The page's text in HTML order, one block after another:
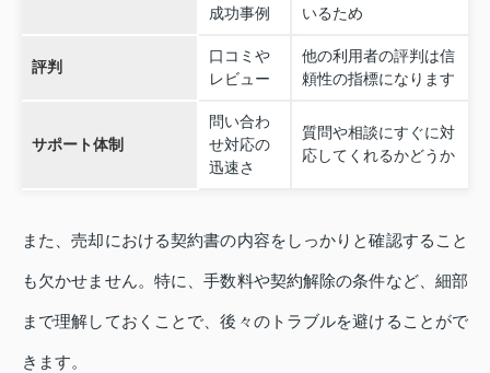
成功事例
いるため
評判
口コミや
レビュー
他の利用者の評判は信
頼性の指標になります
サポート体制
問い合わ
せ対応の
迅速さ
質問や相談にすぐに対
応してくれるかどうか
また、売却における契約書の内容をしっかりと確認すること
も欠かせません。特に、手数料や契約解除の条件など、細部
まで理解しておくことで、後々のトラブルを避けることがで
きます。